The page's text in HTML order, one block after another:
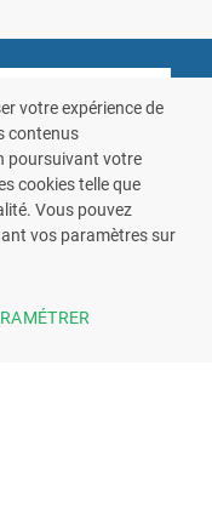
?
patient
votre expérience de
contenus
poursuivant votre
cookies telle que
Vous pouvez
vos paramètres sur